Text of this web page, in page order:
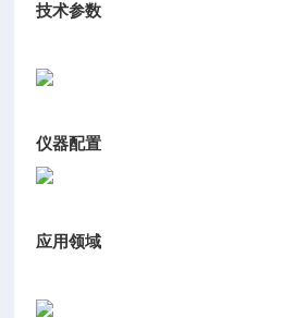
技术参数
仪器配置
应用领域